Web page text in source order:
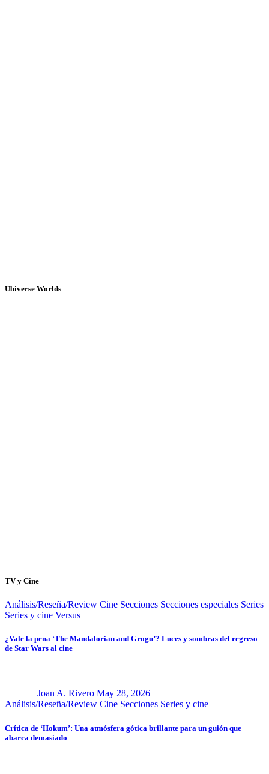
Ubiverse Worlds
TV y Cine
Análisis/Reseña/Review Cine Secciones Secciones especiales Series
Series y cine Versus
¿Vale la pena ‘The Mandalorian and Grogu’? Luces y sombras del regreso
de Star Wars al cine
Joan A. Rivero May 28, 2026
Análisis/Reseña/Review Cine Secciones Series y cine
Crítica de ‘Hokum’: Una atmósfera gótica brillante para un guión que
abarca demasiado